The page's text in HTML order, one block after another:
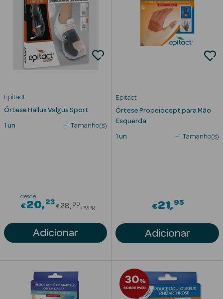
Criança
Ver Tudo
Cosmética
Creme de Olhos
Anti-
envelhecimento
Desmaquilhantes
Epitact
Órtese Hallux Valgus Sport
1 un +1 Tamanho(s)
desde
€20 23Price reduced from
€28 90
PVPR
Adicionar
Epitact
Órtese Propeiocept para Mão
Esquerda
1 un +1 Tamanho(s)
€21 95
Adicionar
30%
SOBRE PVPR